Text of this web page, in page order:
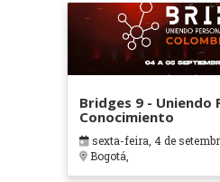
Bridges 9 - Uniendo
Conocimiento
sexta-feira, 4 de
Bogotá,